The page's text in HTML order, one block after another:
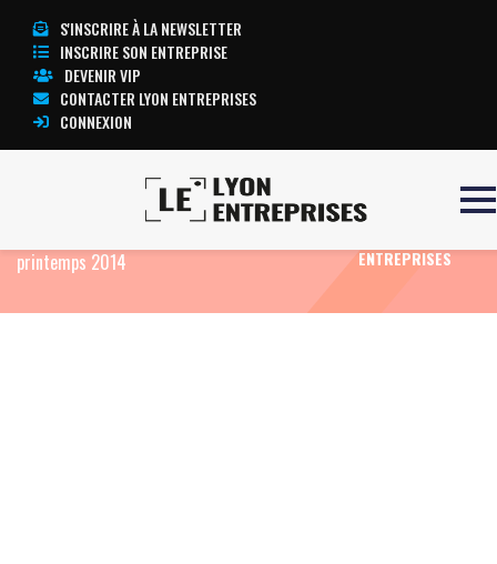
S'INSCRIRE À LA NEWSLETTER
INSCRIRE SON ENTREPRISE
DEVENIR VIP
CONTACTER LYON ENTREPRISES
CONNEXION
Le projet d’hôtel Canabae
printemps 2014
TOUTE
ENTREPRISES